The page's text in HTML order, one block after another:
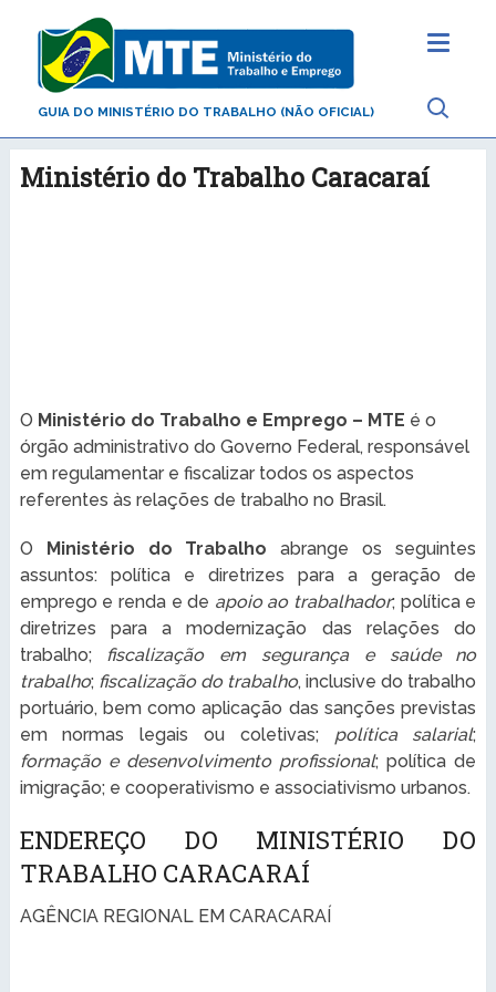
GUIA DO MINISTÉRIO DO TRABALHO (NÃO OFICIAL)
Ministério do Trabalho Caracaraí
O Ministério do Trabalho e Emprego – MTE é o
órgão administrativo do Governo Federal, responsável
em regulamentar e fiscalizar todos os aspectos
referentes às relações de trabalho no Brasil.
O Ministério do Trabalho
abrange os seguintes
assuntos: política e diretrizes para a geração de
emprego e renda e de apoio ao trabalhador; política e
diretrizes para a modernização das relações do
trabalho; fiscalização em segurança e saúde no
trabalho; fiscalização do trabalho, inclusive do trabalho
portuário, bem como aplicação das sanções previstas
em normas legais ou coletivas; política salarial;
formação e desenvolvimento profissional; política de
imigração; e cooperativismo e associativismo urbanos.
ENDEREÇO DO MINISTÉRIO DO
TRABALHO CARACARAÍ
AGÊNCIA REGIONAL EM CARACARAÍ